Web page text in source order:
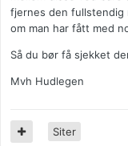
fjernes den fullstendig
om man har fått med
Så du bør få sjekket
Mvh Hudlegen
Siter